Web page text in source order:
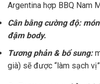
Argentina hợp BBQ Nam
Cân bằng cường độ:
đậm body.
Tương phản & bổ sung:
già) sẽ được “làm sạch